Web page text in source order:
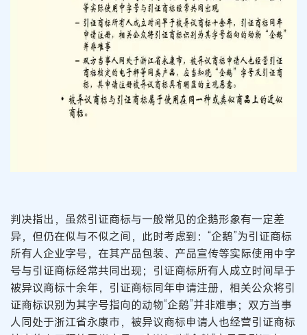
判决指出，虽然引证商标与一般常见的企鹅形象有一定差
异，但仍在似与不似之间，此时考虑到：“企鹅”为引证商标
所有人企业字号，在其产品包装、产品宣传等实际使用中字
号与引证商标经常共同出现；引证商标所有人成立时间早于
被异议商标十余年，引证商标同年申请注册，相关公众将引
证商标识别为其字号指向的动物“企鹅”并非难事；双方当事
人同处于浙江省永康市，被异议商标申请人也经营引证商标